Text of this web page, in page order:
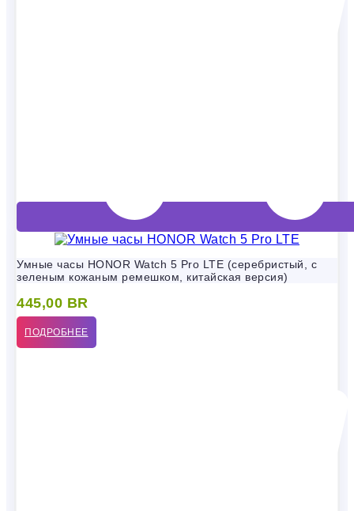
Умные часы HONOR Watch 5 Pro LTE (серебристый, с
зеленым кожаным ремешком, китайская версия)
445,00 BR
ПОДРОБНЕЕ